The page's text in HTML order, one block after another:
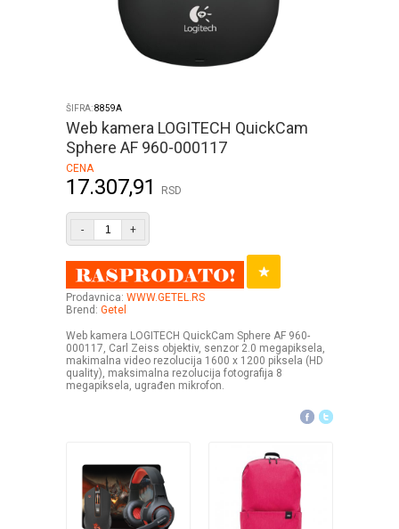
ŠIFRA:8859A
Web kamera LOGITECH QuickCam
Sphere AF 960-000117
CENA
17.307,91 RSD
- +
Prodavnica: WWW.GETEL.RS
Brend: Getel
Web kamera LOGITECH QuickCam Sphere AF 960-
000117, Carl Zeiss objektiv, senzor 2.0 megapiksela,
makimalna video rezolucija 1600 x 1200 piksela (HD
quality), maksimalna rezolucija fotografija 8
megapiksela, ugrađen mikrofon.